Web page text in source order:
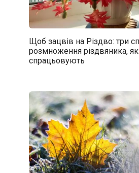
Щоб зацвів на Різдво: три
розмноження різдвяника,
спрацьовують